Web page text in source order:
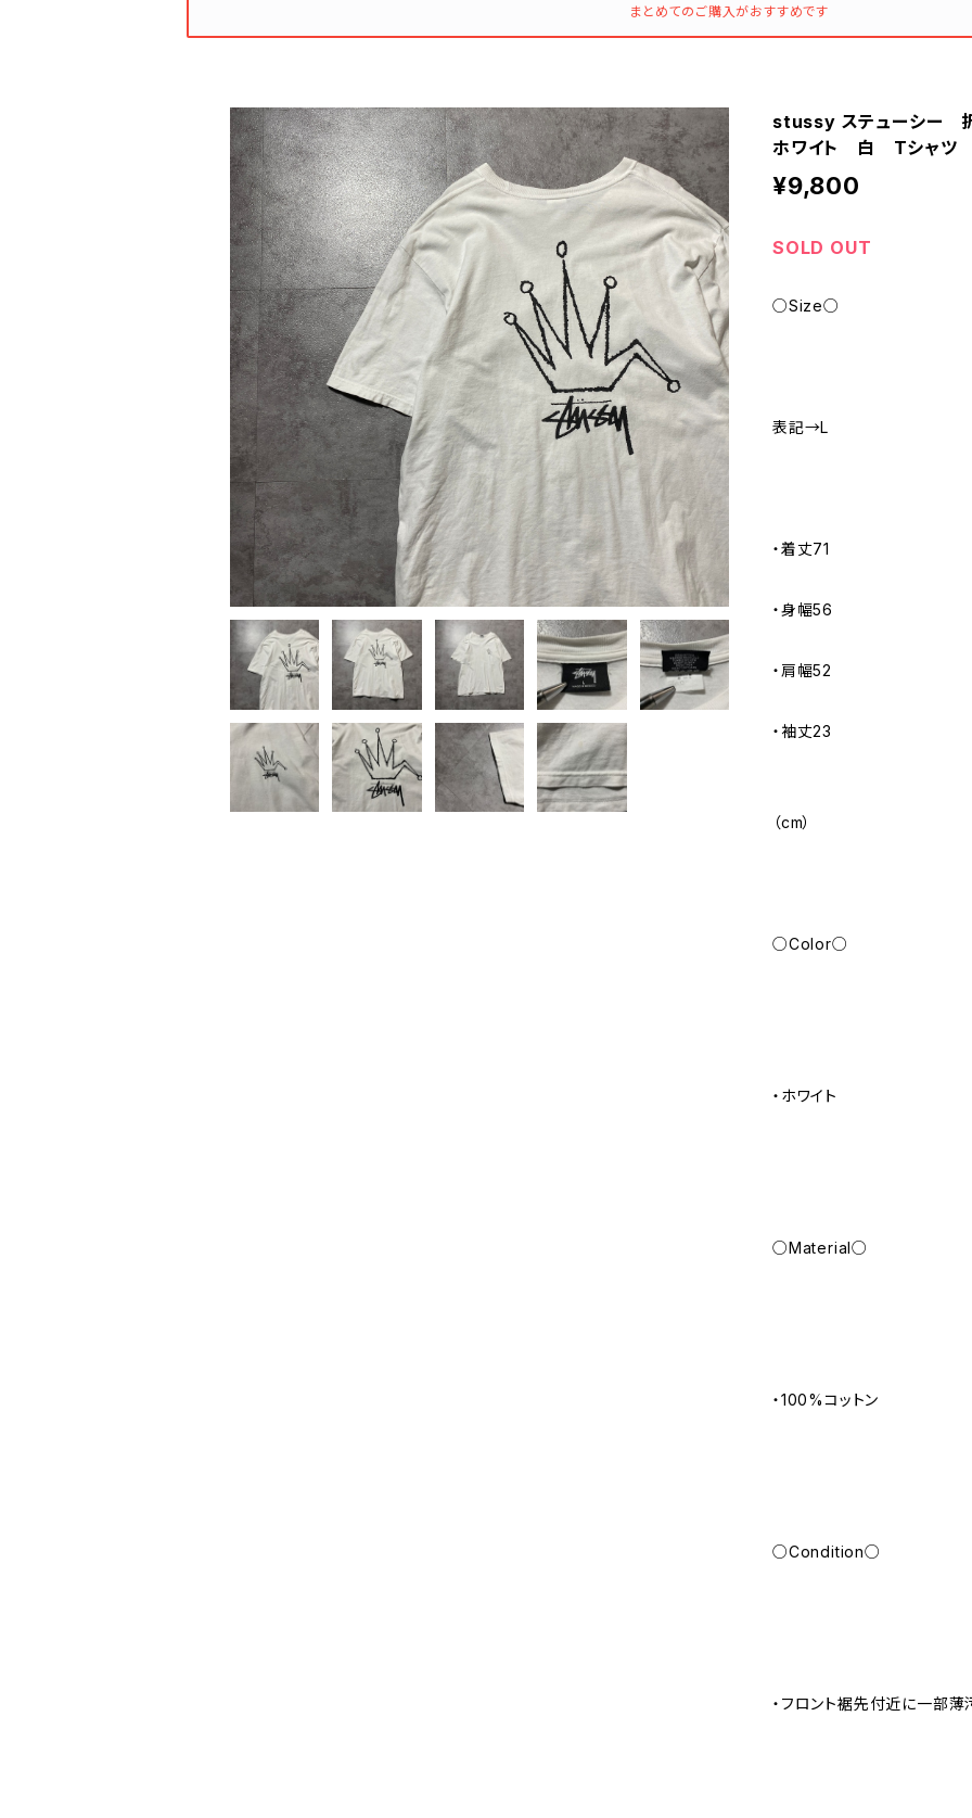
まとめてのご購入がおすすめです
stussy ステューシー
ホワイト 白 Tシャツ
¥9,800
SOLD OUT
○Size○
表記→L
・着丈71
・身幅56
・肩幅52
・袖丈23
（cm）
○Color○
・ホワイト
○Material○
・100%コットン
○Condition○
・フロント裾先付近に一部薄